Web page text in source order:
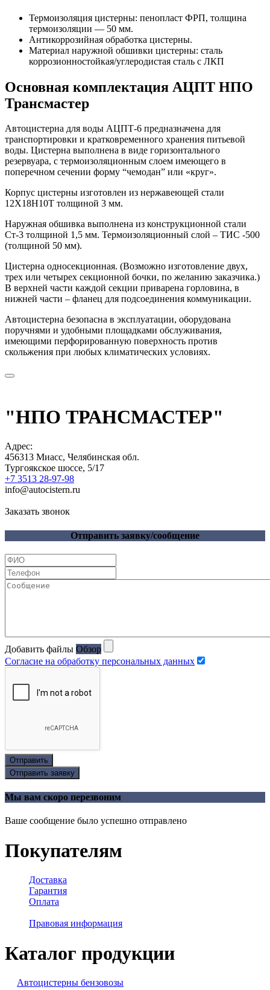
Термоизоляция цистерны: пенопласт ФРП, толщина
термоизоляции — 50 мм.
Антикоррозийная обработка цистерны.
Материал наружной обшивки цистерны: сталь
коррозионностойкая/углеродистая сталь с ЛКП
Основная комплектация АЦПТ НПО
Трансмастер
Автоцистерна для воды АЦПТ-6 предназначена для
транспортировки и кратковременного хранения питьевой
воды. Цистерна выполнена в виде горизонтального
резервуара, с термоизоляционным слоем имеющего в
поперечном сечении форму “чемодан” или «круг».
Корпус цистерны изготовлен из нержавеющей стали
12Х18Н10Т толщиной 3 мм.
Наружная обшивка выполнена из конструкционной стали
Ст-3 толщиной 1,5 мм. Термоизоляционный слой – ТИС -500
(толщиной 50 мм).
Цистерна односекционная. (Возможно изготовление двух,
трех или четырех секционной бочки, по желанию заказчика.)
В верхней части каждой секции приварена горловина, в
нижней части – фланец для подсоединения коммуникации.
Автоцистерна безопасна в эксплуатации, оборудована
поручнями и удобными площадками обслуживания,
имеющими перфорированную поверхность против
скольжения при любых климатических условиях.
"НПО ТРАНСМАСТЕР"
Адрес:
456313 Миасс, Челябинская обл.
Тургоякское шоссе, 5/17
+7 3513 28-97-98
info@autocistern.ru
Заказать звонок
Отправить заявку/сообщение
Добавить файлы Обзор
Согласие на обработку персональных данных
Отправить
Отправить заявку
Мы вам скоро перезвоним
Ваше сообщение было успешно отправлено
Покупателям
Доставка
Гарантия
Оплата
Правовая информация
Каталог продукции
Автоцистерны бензовозы